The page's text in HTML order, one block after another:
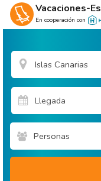
Vacaciones-
En cooperación con
Personas